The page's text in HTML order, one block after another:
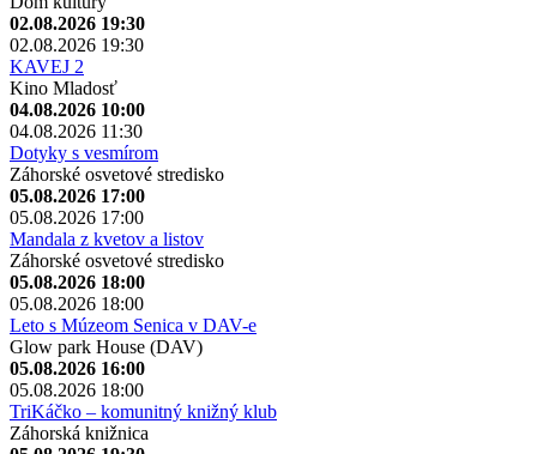
02.08.2026 19:30
02.08.2026 19:30
KAVEJ 2
Kino Mladosť
04.08.2026 10:00
04.08.2026 11:30
Dotyky s vesmírom
Záhorské osvetové stredisko
05.08.2026 17:00
05.08.2026 17:00
Mandala z kvetov a listov
Záhorské osvetové stredisko
05.08.2026 18:00
05.08.2026 18:00
Leto s Múzeom Senica v DAV-e
Glow park House (DAV)
05.08.2026 16:00
05.08.2026 18:00
TriKáčko – komunitný knižný klub
Záhorská knižnica